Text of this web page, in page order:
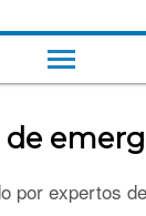
por expertos